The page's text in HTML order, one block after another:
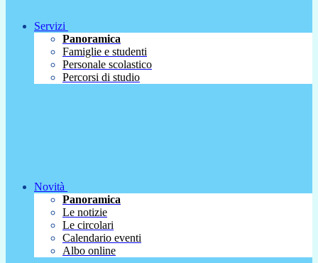
Servizi
Panoramica
Famiglie e studenti
Personale scolastico
Percorsi di studio
Novità
Panoramica
Le notizie
Le circolari
Calendario eventi
Albo online